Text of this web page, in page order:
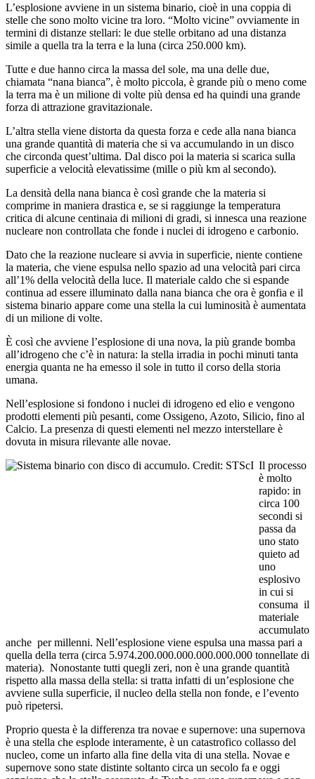
L’esplosione avviene in un sistema binario, cioè in una coppia di
stelle che sono molto vicine tra loro. “Molto vicine” ovviamente in
termini di distanze stellari: le due stelle orbitano ad una distanza
simile a quella tra la terra e la luna (circa 250.000 km).
Tutte e due hanno circa la massa del sole, ma una delle due,
chiamata “nana bianca”, è molto piccola, è grande più o meno come
la terra ma è un milione di volte più densa ed ha quindi una grande
forza di attrazione gravitazionale.
L’altra stella viene distorta da questa forza e cede alla nana bianca
una grande quantità di materia che si va accumulando in un disco
che circonda quest’ultima. Dal disco poi la materia si scarica sulla
superficie a velocità elevatissime (mille o più km al secondo).
La densità della nana bianca è così grande che la materia si
comprime in maniera drastica e, se si raggiunge la temperatura
critica di alcune centinaia di milioni di gradi, si innesca una reazione
nucleare non controllata che fonde i nuclei di idrogeno e carbonio.
Dato che la reazione nucleare si avvia in superficie, niente contiene
la materia, che viene espulsa nello spazio ad una velocità pari circa
all’1% della velocità della luce. Il materiale caldo che si espande
continua ad essere illuminato dalla nana bianca che ora è gonfia e il
sistema binario appare come una stella la cui luminosità è aumentata
di un milione di volte.
È così che avviene l’esplosione di una nova, la più grande bomba
all’idrogeno che c’è in natura: la stella irradia in pochi minuti tanta
energia quanta ne ha emesso il sole in tutto il corso della storia
umana.
Nell’esplosione si fondono i nuclei di idrogeno ed elio e vengono
prodotti elementi più pesanti, come Ossigeno, Azoto, Silicio, fino al
Calcio. La presenza di questi elementi nel mezzo interstellare è
dovuta in misura rilevante alle novae.
Il processo
è molto
rapido: in
circa 100
secondi si
passa da
uno stato
quieto ad
uno
esplosivo
in cui si
consuma il
materiale
accumulato
anche per millenni. Nell’esplosione viene espulsa una massa pari a
quella della terra (circa 5.974.200.000.000.000.000.000 tonnellate di
materia). Nonostante tutti quegli zeri, non è una grande quantità
rispetto alla massa della stella: si tratta infatti di un’esplosione che
avviene sulla superficie, il nucleo della stella non fonde, e l’evento
può ripetersi.
Proprio questa è la differenza tra novae e supernove: una supernova
è una stella che esplode interamente, è un catastrofico collasso del
nucleo, come un infarto alla fine della vita di una stella. Novae e
supernove sono state distinte soltanto circa un secolo fa e oggi